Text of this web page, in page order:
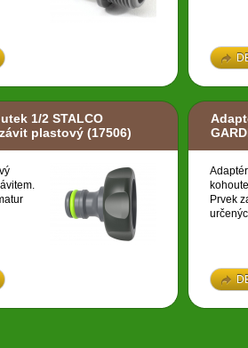
1/2 STALCO
plastový (17506)
Prvek